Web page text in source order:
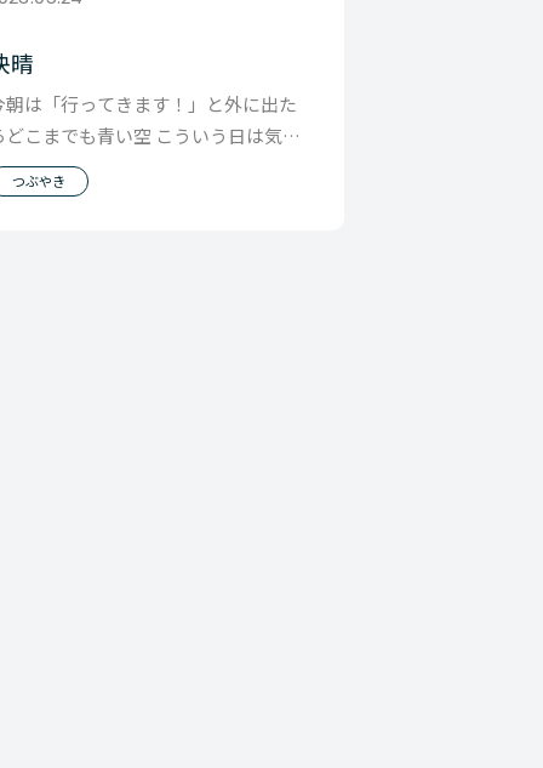
晴
朝は「行ってきます！」と外に出た
どこまでも青い空 こういう日は気分
いいんだよなと思いつつも 天候でご
嫌になったり
つぶやき